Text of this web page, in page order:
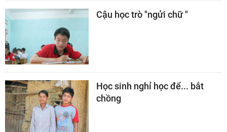
Cậu học trò "ngửi chữ "
Học sinh nghỉ học để... bắt
chồng